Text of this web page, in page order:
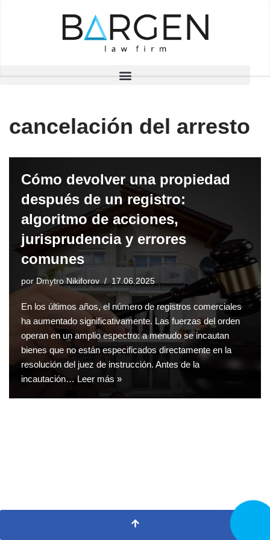
cancelación del arresto
Cómo devolver una propiedad
después de un registro:
algoritmo de acciones,
jurisprudencia y errores
comunes
porDmytro Nikiforov 17.06.2025
En los últimos años, el número de registros comerciales
ha aumentado significativamente. Las fuerzas del orden
operan en un amplio espectro: a menudo se incautan
bienes que no están especificados directamente en la
resolución del juez de instrucción. Antes de la
incautación… Leer más »